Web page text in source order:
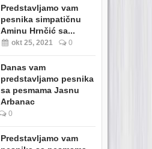
Predstavljamo vam
pesnika simpatičnu
Aminu Hrnčić sa...
okt 25, 2021 0
Danas vam
predstavljamo pesnika
sa pesmama Jasnu
Arbanac
0
Predstavljamo vam